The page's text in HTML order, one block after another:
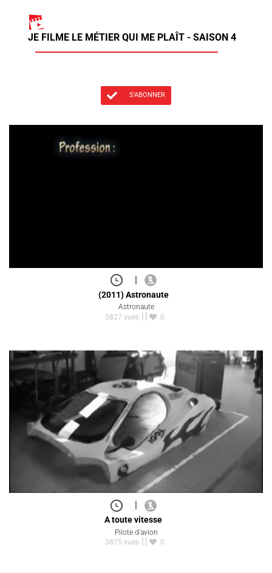
JE FILME LE MÉTIER QUI ME PLAÎT - SAISON 4
S'ABONNER
|
(2011) Astronaute
Astronaute
3827 vues
0
|
A toute vitesse
Pilote d'avion
3875 vues
0